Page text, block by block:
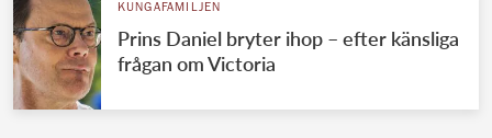
KUNGAFAMILJEN
Prins Daniel bryter ihop – efter känsliga
frågan om Victoria